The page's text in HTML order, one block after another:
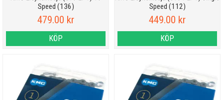
Speed (136)
479.00 kr
KÖP
Speed (112)
449.00 kr
KÖP